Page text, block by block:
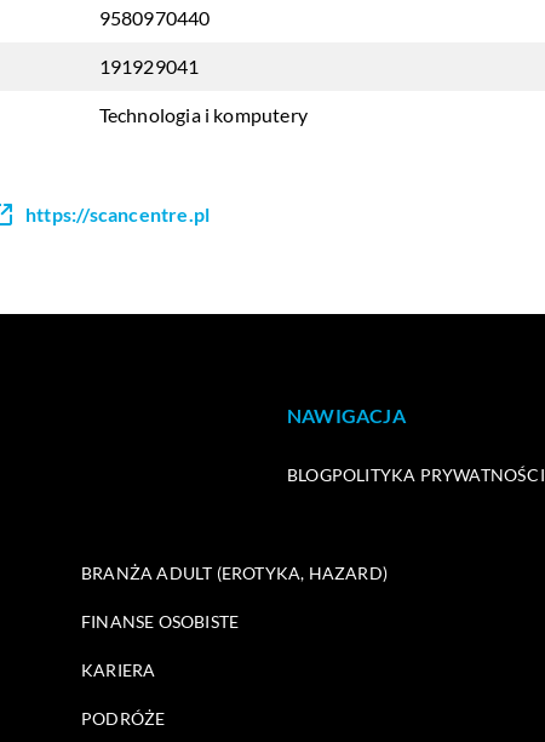
9580970440
191929041
Technologia i komputery
https://scancentre.pl
NAWIGACJA
BLOGPOLITYKA PRYWATNOŚCI
BRANŻA ADULT (EROTYKA, HAZARD)
FINANSE OSOBISTE
KARIERA
PODRÓŻE